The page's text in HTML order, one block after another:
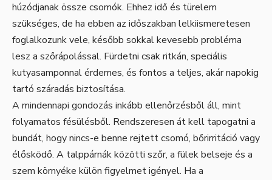
húzódjanak össze csomók. Ehhez idő és türelem
szükséges, de ha ebben az időszakban lelkiismeretesen
foglalkozunk vele, később sokkal kevesebb probléma
lesz a szőrápolással. Fürdetni csak ritkán, speciális
kutyasamponnal érdemes, és fontos a teljes, akár napokig
tartó száradás biztosítása.
A mindennapi gondozás inkább ellenőrzésből áll, mint
folyamatos fésülésből. Rendszeresen át kell tapogatni a
bundát, hogy nincs-e benne rejtett csomó, bőrirritáció vagy
élősködő. A talppárnák közötti szőr, a fülek belseje és a
szem környéke külön figyelmet igényel. Ha a